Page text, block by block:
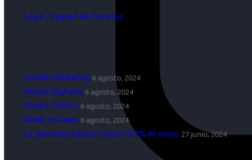
Login / Logout de Usuarios
Growth Marketing 6 agosto, 2024
Ventas Digitales 6 agosto, 2024
Diseño Gráfico 6 agosto, 2024
Redes Sociales 6 agosto, 2024
La demanda laboral creció 10,3% en mayo 27 junio, 2024